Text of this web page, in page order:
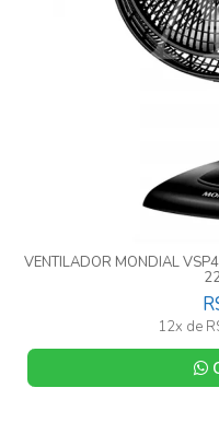
VENTILADOR MONDIAL
12x de